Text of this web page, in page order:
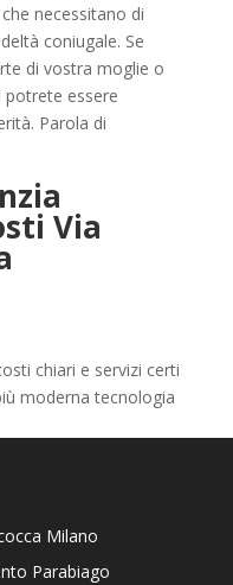
necessitano di
coniugale. Se
di vostra moglie o
essere
Parola di
Via
chiari e servizi certi
moderna tecnologia
Milano
Parabiago